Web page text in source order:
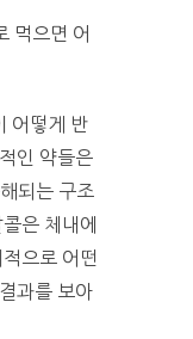
먹으면 어
어떻게 반
인 약들은
되는 구조
은 체내에
으로 어떤
과를 보아